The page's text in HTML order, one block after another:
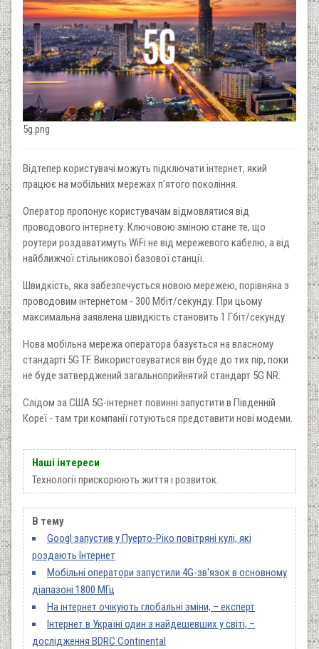
5g.png
Відтепер користувачі можуть підключати інтернет, який
працює на мобільних мережах п'ятого покоління.
Оператор пропонує користувачам відмовлятися від
проводового інтернету. Ключовою зміною стане те, що
роутери роздаватимуть WiFi не від мережевого кабелю, а від
найближчої стільникової базової станції.
Швидкість, яка забезпечується новою мережею, порівняна з
проводовим інтернетом - 300 Мбіт/секунду. При цьому
максимальна заявлена ​​швидкість становить 1 Гбіт/секунду.
Нова мобільна мережа оператора базується на власному
стандарті 5G TF. Використовуватися він буде до тих пір, поки
не буде затверджений загальноприйнятий стандарт 5G NR.
Слідом за США 5G-інтернет повинні запустити в Південній
Кореї - там три компанії готуються представити нові модеми.
Наші інтереси
Технології прискорюють життя і розвиток.
В тему
Googl запустив у Пуерто-Ріко повітряні кулі, які
роздають Інтернет
Мобільні оператори запустили 4G-зв'язок в основному
діапазоні 1800 МГц
На інтернет очікують глобальні зміни, – експерт
Інтернет в Україні один з найдешевших у світі, –
дослідження BDRC Continental